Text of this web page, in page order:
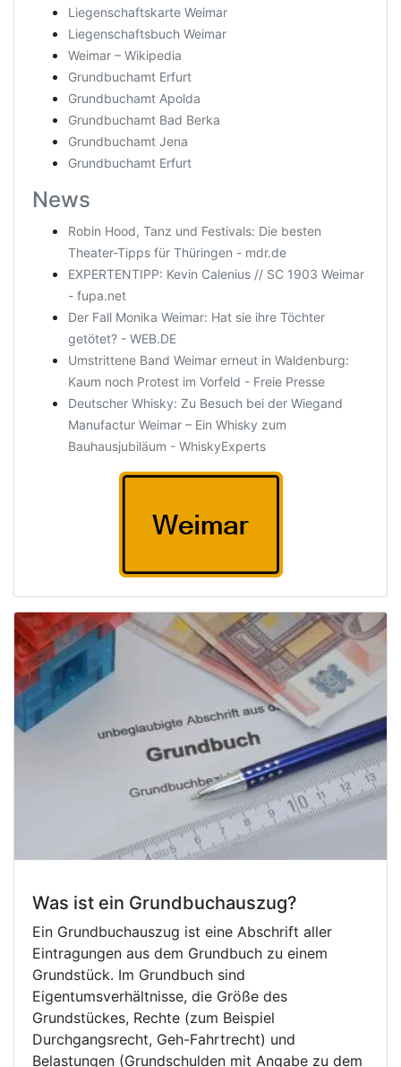
Liegenschaftskarte Weimar
Liegenschaftsbuch Weimar
Weimar – Wikipedia
Grundbuchamt Erfurt
Grundbuchamt Apolda
Grundbuchamt Bad Berka
Grundbuchamt Jena
Grundbuchamt Erfurt
News
Robin Hood, Tanz und Festivals: Die besten
Theater-Tipps für Thüringen - mdr.de
EXPERTENTIPP: Kevin Calenius // SC 1903 Weimar
- fupa.net
Der Fall Monika Weimar: Hat sie ihre Töchter
getötet? - WEB.DE
Umstrittene Band Weimar erneut in Waldenburg:
Kaum noch Protest im Vorfeld - Freie Presse
Deutscher Whisky: Zu Besuch bei der Wiegand
Manufactur Weimar – Ein Whisky zum
Bauhausjubiläum - WhiskyExperts
Was ist ein Grundbuchauszug?
Ein Grundbuchauszug ist eine Abschrift aller
Eintragungen aus dem Grundbuch zu einem
Grundstück. Im Grundbuch sind
Eigentumsverhältnisse, die Größe des
Grundstückes, Rechte (zum Beispiel
Durchgangsrecht, Geh-Fahrtrecht) und
Belastungen (Grundschulden mit Angabe zu dem